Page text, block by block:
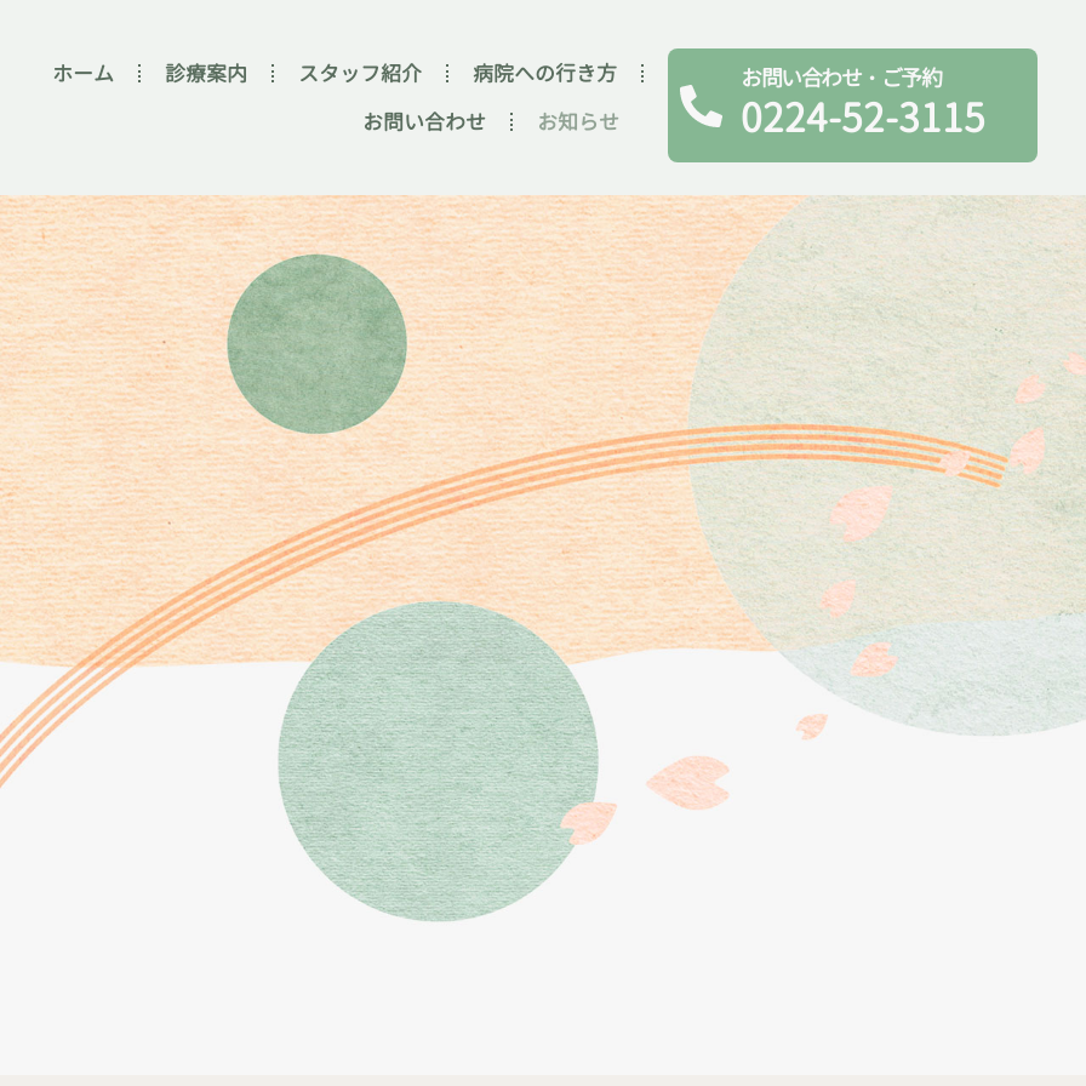
ホーム 診療案内 スタッフ紹介
病院への行き方
お問い合わせ
お知らせ
お問い合わせ・ご予約
0224-52-3115